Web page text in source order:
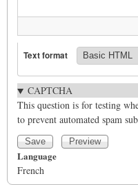
Text format
CAPTCHA
This question is for testing
to prevent automated spam
Language
French